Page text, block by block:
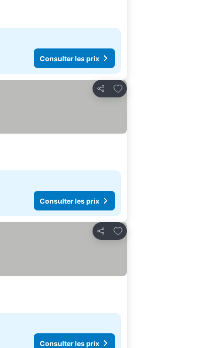
Consulter les prix
Partager
Ajouter à mes favoris
Consulter les prix
Partager
Ajouter à mes favoris
Consulter les prix